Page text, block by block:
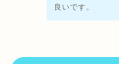
良いです。